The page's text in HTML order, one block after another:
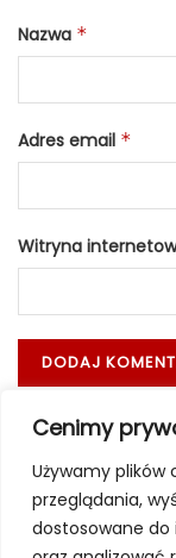
Cenimy
Używamy plików
przeglądania,
dostosowane do
Nazwa *
Adres email *
Witryna